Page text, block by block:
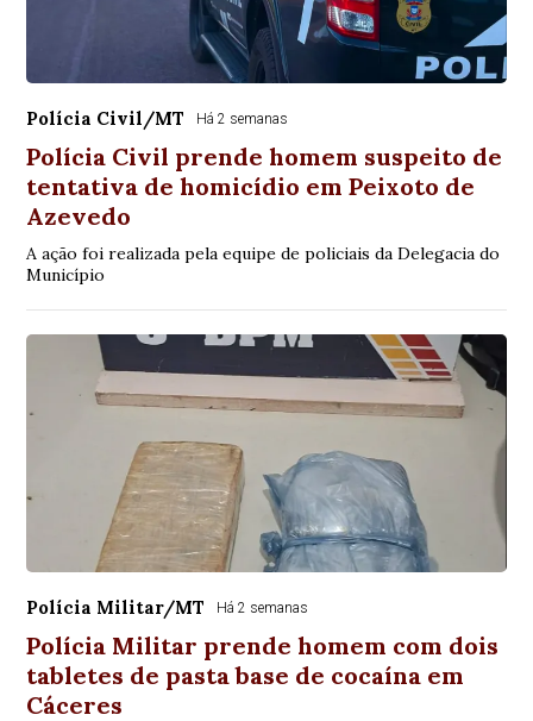
Polícia Civil/MT Há 2 semanas
Polícia Civil prende homem suspeito de
tentativa de homicídio em Peixoto de
Azevedo
A ação foi realizada pela equipe de policiais da Delegacia do
Município
Polícia Militar/MT Há 2 semanas
Polícia Militar prende homem com dois
tabletes de pasta base de cocaína em
Cáceres